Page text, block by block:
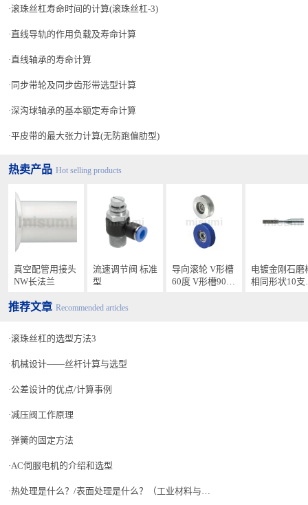
滚珠丝杠寿命时间的计算(滚珠丝杠-3)
直线导轨的作用负载及寿命计算
直线轴承的寿命计算
同步带轮及同步齿形带选型计算
深沟球轴承的基本额定寿命计算
平皮带的最大张力计算(无防跑偏肋型)
热卖产品 Hot selling products
真空配管用接头
NW长法兰
流速调节阀 标准
型
导向滚轮 V形槽
60度 V形槽90度
电镀金刚石磨
相同形状10支
推荐文章 Recommended articles
滚珠丝杠的选型方法3
机械设计——丝杆计算与选型
公差设计的优点/计算事例
减压阀工作原理
弹簧的固定方法
AC伺服电机的介绍和选型
热处理是什么？/表面处理是什么？（工业材料与表面处理的基础）